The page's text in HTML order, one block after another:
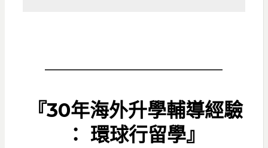
『30年海外升學輔導經驗
： 環球行留學』